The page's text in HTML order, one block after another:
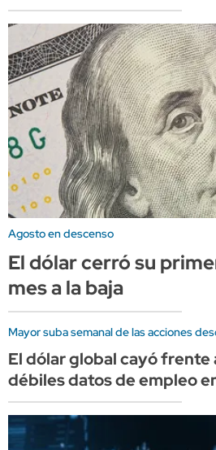
Agosto en descenso
El dólar cerró su
mes a la baja
Mayor suba semanal de las acciones
El dólar global cayó frente
débiles datos de empleo